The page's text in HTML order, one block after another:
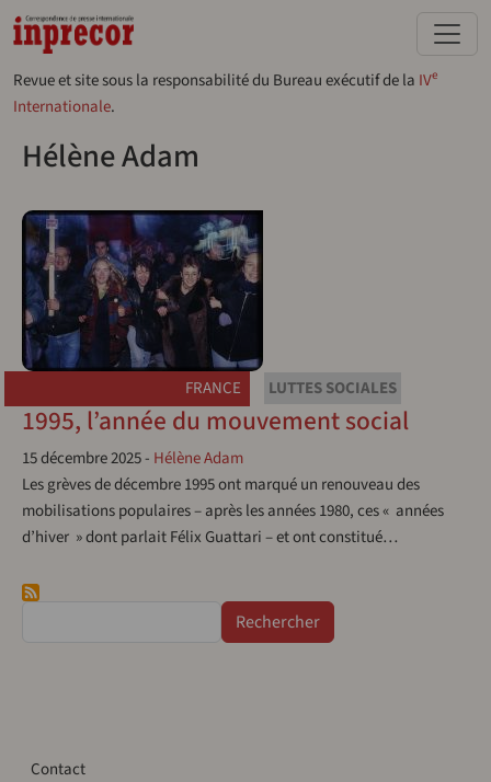
Aller au contenu principal
Revue et site sous la responsabilité du Bureau exécutif de la IVe
Internationale.
Hélène Adam
FRANCE LUTTES SOCIALES
1995, l’année du mouvement social
15 décembre 2025- Hélène Adam
Les grèves de décembre 1995 ont marqué un renouveau des
mobilisations populaires – après les années 1980, ces « années
d’hiver » dont parlait Félix Guattari – et ont constitué…
Contact
Contact